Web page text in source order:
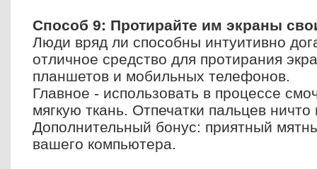
Способ 9: Протирайте им экраны
Люди вряд ли способны интуитивно
отличное средство для протирания
планшетов и мобильных телефонов.
Главное - использовать в процессе
мягкую ткань. Отпечатки пальцев
Дополнительный бонус: приятный
вашего компьютера.